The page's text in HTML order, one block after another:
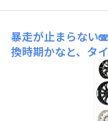
暴走が止まらない
換時期かなと、タ
が🙄ボディカラー
が強すぎて合って
トで交換しようと
ーにブラックのパ